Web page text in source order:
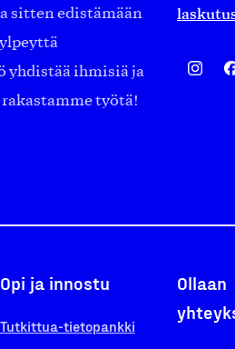
sitten edistämään
yhdistää ihmisiä ja
työtä!
Opi ja innostu
Tutkittua-tietopankki
Ollaan